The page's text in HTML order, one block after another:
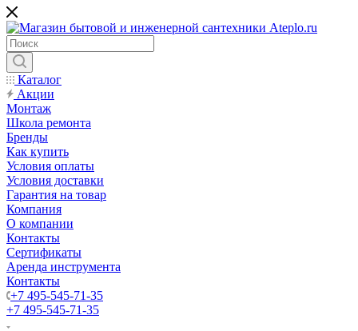
Каталог
Акции
Монтаж
Школа ремонта
Бренды
Как купить
Условия оплаты
Условия доставки
Гарантия на товар
Компания
О компании
Контакты
Сертификаты
Аренда инструмента
Контакты
+7 495-545-71-35
+7 495-545-71-35